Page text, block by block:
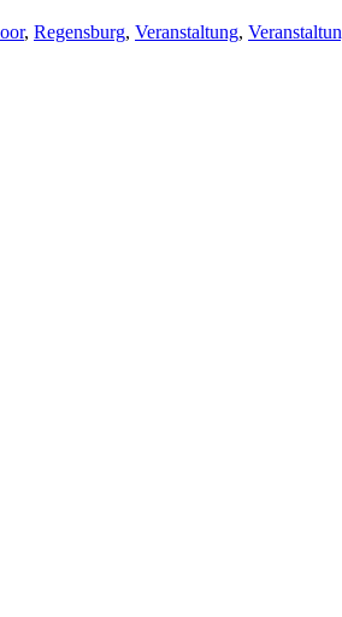
, Regensburg, Veranstaltung,